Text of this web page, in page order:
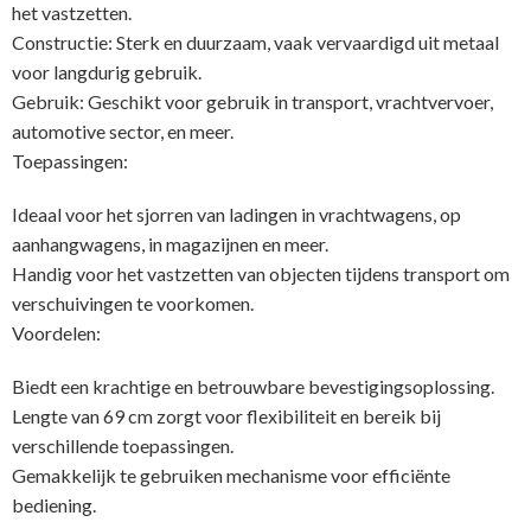
het vastzetten.
Constructie: Sterk en duurzaam, vaak vervaardigd uit metaal
voor langdurig gebruik.
Gebruik: Geschikt voor gebruik in transport, vrachtvervoer,
automotive sector, en meer.
Toepassingen:
Ideaal voor het sjorren van ladingen in vrachtwagens, op
aanhangwagens, in magazijnen en meer.
Handig voor het vastzetten van objecten tijdens transport om
verschuivingen te voorkomen.
Voordelen:
Biedt een krachtige en betrouwbare bevestigingsoplossing.
Lengte van 69 cm zorgt voor flexibiliteit en bereik bij
verschillende toepassingen.
Gemakkelijk te gebruiken mechanisme voor efficiënte
bediening.